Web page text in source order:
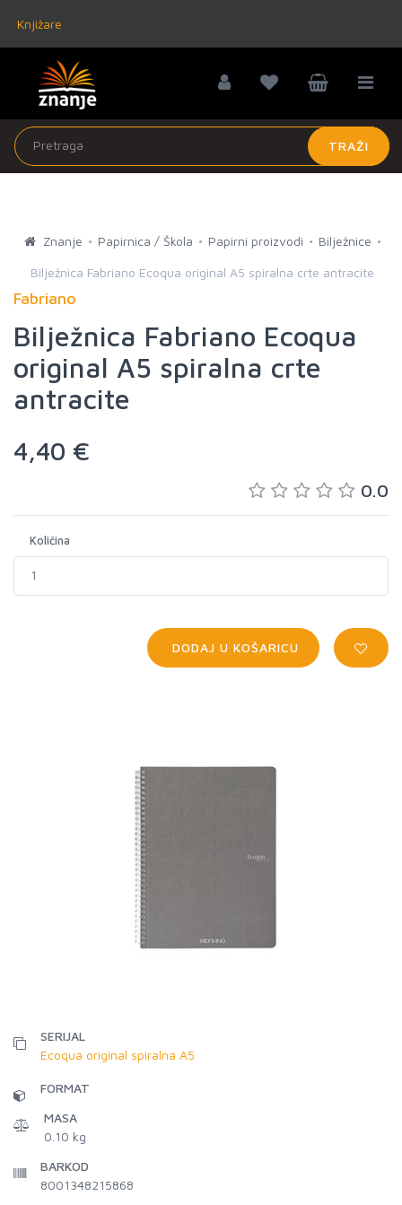
Knjižare
TRAŽI
Znanje Papirnica / Škola Papirni proizvodi Bilježnice
Bilježnica Fabriano Ecoqua original A5 spiralna crte antracite
Fabriano
Bilježnica Fabriano Ecoqua
original A5 spiralna crte
antracite
4,40 €
0.0
Količina
DODAJ U KOŠARICU
SERIJAL
Ecoqua original spiralna A5
FORMAT
MASA
0.10 kg
BARKOD
8001348215868